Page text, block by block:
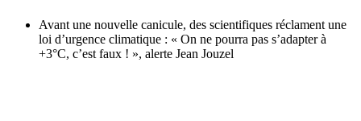
Avant une nouvelle canicule, des scientifiques réclament une
loi d’urgence climatique : « On ne pourra pas s’adapter à
+3°C, c’est faux ! », alerte Jean Jouzel